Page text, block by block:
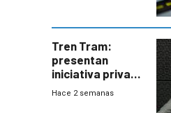
Tren Tram:
presentan
iniciativa privada
para una red de
Hace 2 semanas